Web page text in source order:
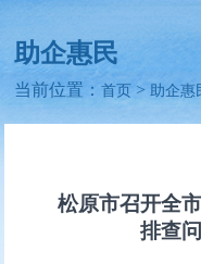
助企惠民
当前位置：首页> 助企惠
松原市召开全
排查